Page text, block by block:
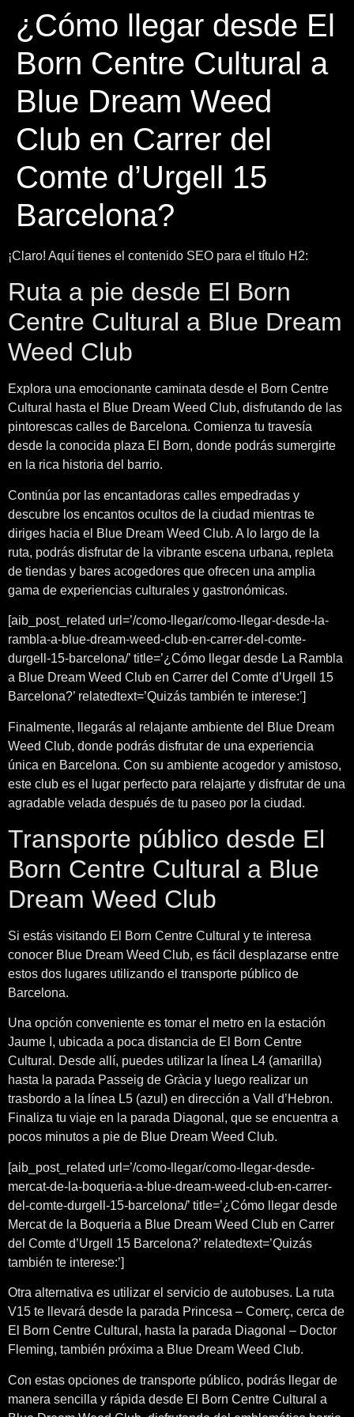
¿Cómo llegar desde El
Born Centre Cultural a
Blue Dream Weed
Club en Carrer del
Comte d’Urgell 15
Barcelona?
¡Claro! Aquí tienes el contenido SEO para el título H2:
Ruta a pie desde El Born
Centre Cultural a Blue Dream
Weed Club
Explora una emocionante caminata desde el Born Centre
Cultural hasta el Blue Dream Weed Club, disfrutando de las
pintorescas calles de Barcelona. Comienza tu travesía
desde la conocida plaza El Born, donde podrás sumergirte
en la rica historia del barrio.
Continúa por las encantadoras calles empedradas y
descubre los encantos ocultos de la ciudad mientras te
diriges hacia el Blue Dream Weed Club. A lo largo de la
ruta, podrás disfrutar de la vibrante escena urbana, repleta
de tiendas y bares acogedores que ofrecen una amplia
gama de experiencias culturales y gastronómicas.
[aib_post_related url=’/como-llegar/como-llegar-desde-la-
rambla-a-blue-dream-weed-club-en-carrer-del-comte-
durgell-15-barcelona/’ title=’¿Cómo llegar desde La Rambla
a Blue Dream Weed Club en Carrer del Comte d’Urgell 15
Barcelona?’ relatedtext=’Quizás también te interese:’]
Finalmente, llegarás al relajante ambiente del Blue Dream
Weed Club, donde podrás disfrutar de una experiencia
única en Barcelona. Con su ambiente acogedor y amistoso,
este club es el lugar perfecto para relajarte y disfrutar de una
agradable velada después de tu paseo por la ciudad.
Transporte público desde El
Born Centre Cultural a Blue
Dream Weed Club
Si estás visitando El Born Centre Cultural y te interesa
conocer Blue Dream Weed Club, es fácil desplazarse entre
estos dos lugares utilizando el transporte público de
Barcelona.
Una opción conveniente es tomar el metro en la estación
Jaume I, ubicada a poca distancia de El Born Centre
Cultural. Desde allí, puedes utilizar la línea L4 (amarilla)
hasta la parada Passeig de Gràcia y luego realizar un
trasbordo a la línea L5 (azul) en dirección a Vall d’Hebron.
Finaliza tu viaje en la parada Diagonal, que se encuentra a
pocos minutos a pie de Blue Dream Weed Club.
[aib_post_related url=’/como-llegar/como-llegar-desde-
mercat-de-la-boqueria-a-blue-dream-weed-club-en-carrer-
del-comte-durgell-15-barcelona/’ title=’¿Cómo llegar desde
Mercat de la Boqueria a Blue Dream Weed Club en Carrer
del Comte d’Urgell 15 Barcelona?’ relatedtext=’Quizás
también te interese:’]
Otra alternativa es utilizar el servicio de autobuses. La ruta
V15 te llevará desde la parada Princesa – Comerç, cerca de
El Born Centre Cultural, hasta la parada Diagonal – Doctor
Fleming, también próxima a Blue Dream Weed Club.
Con estas opciones de transporte público, podrás llegar de
manera sencilla y rápida desde El Born Centre Cultural a